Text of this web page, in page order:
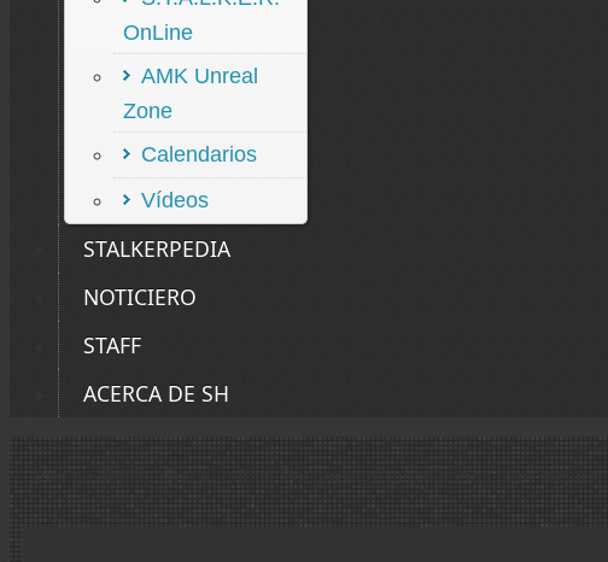
OnLine
AMK Unreal
Zone
Calendarios
Vídeos
STALKERPEDIA
NOTICIERO
STAFF
ACERCA DE SH